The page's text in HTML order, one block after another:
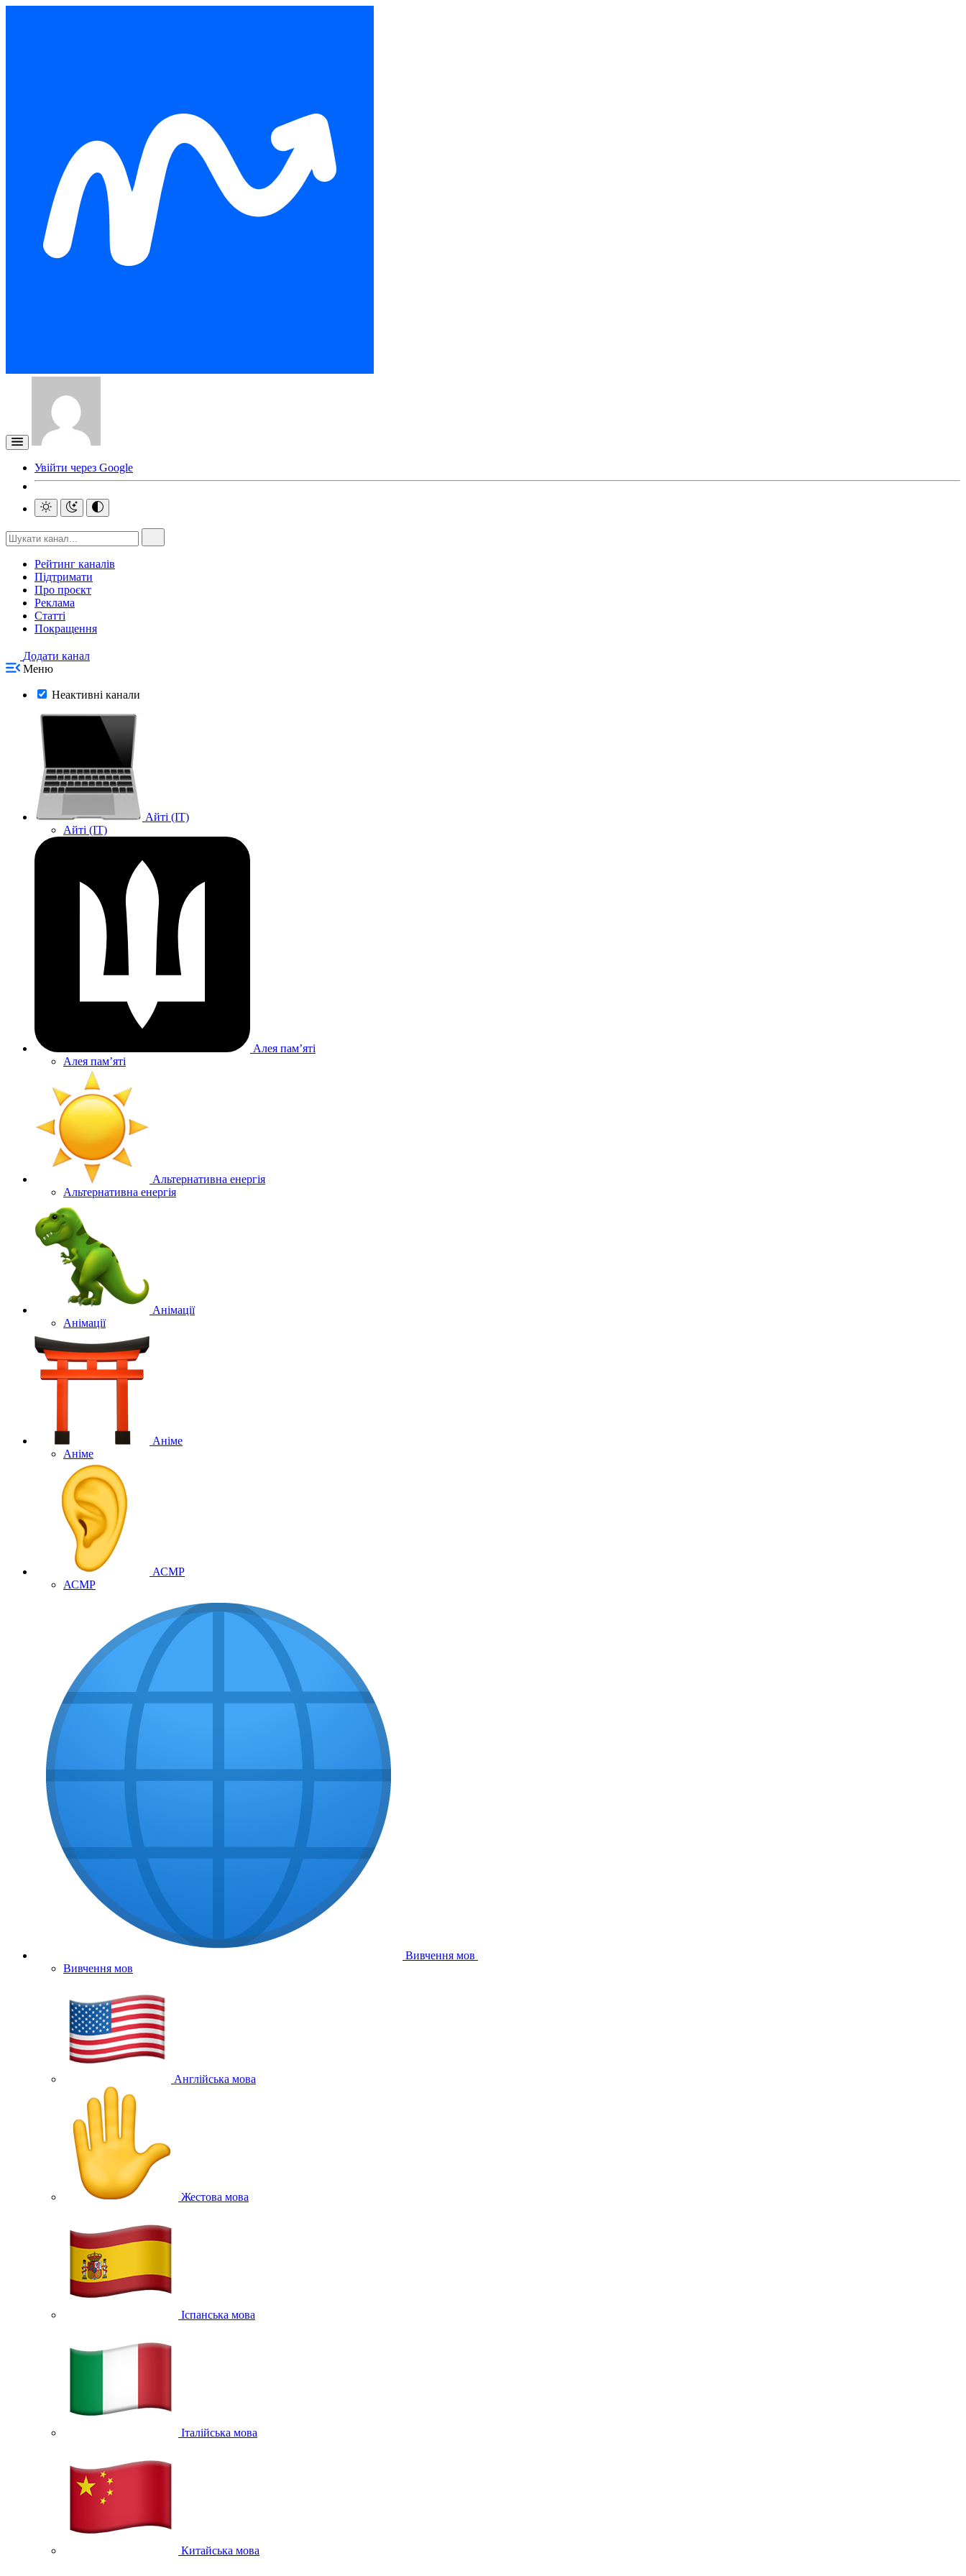
Увійти через Google
Рейтинг каналів
Підтримати
Про проєкт
Реклама
Статті
Покращення
Додати канал
Меню
Неактивні канали
Айті (IT)
Айті (IT)
Алея памʼяті
Алея памʼяті
Альтернативна енергія
Альтернативна енергія
Анімації
Анімації
Аніме
Аніме
АСМР
АСМР
Вивчення мов
Вивчення мов
Англійська мова
Жестова мова
Іспанська мова
Італійська мова
Китайська мова